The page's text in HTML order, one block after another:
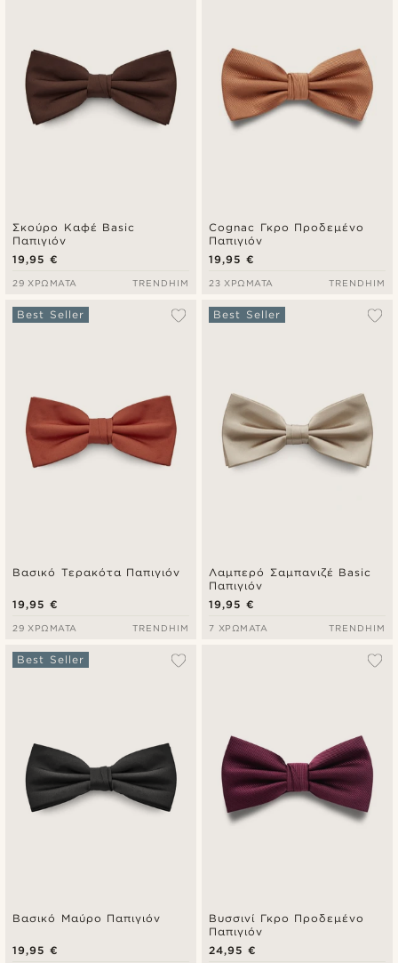
Σκούρο Καφέ Basic
Παπιγιόν
19,95 €
29 ΧΡΏΜΑΤΑ TRENDHIM
Cognac Γκρο Προδεμένο
Παπιγιόν
19,95 €
23 ΧΡΏΜΑΤΑ TRENDHIM
Βασικό Τερακότα Παπιγιόν
Best Seller
19,95 €
29 ΧΡΏΜΑΤΑ TRENDHIM
Λαμπερό Σαμπανιζέ Basic
Παπιγιόν
Best Seller
19,95 €
7 ΧΡΏΜΑΤΑ TRENDHIM
Βασικό Μαύρο Παπιγιόν
Best Seller
19,95 €
Βυσσινί Γκρο Προδεμένο
Παπιγιόν
24,95 €